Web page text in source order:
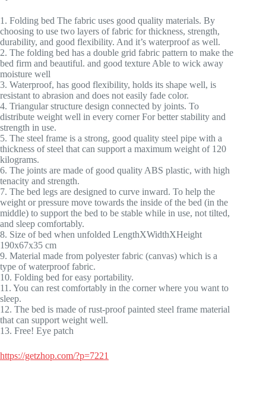
1. Folding bed The fabric uses good quality materials. By
choosing to use two layers of fabric for thickness, strength,
durability, and good flexibility. And it’s waterproof as well.
2. The folding bed has a double grid fabric pattern to make the
bed firm and beautiful. and good texture Able to wick away
moisture well
3. Waterproof, has good flexibility, holds its shape well, is
resistant to abrasion and does not easily fade color.
4. Triangular structure design connected by joints. To
distribute weight well in every corner For better stability and
strength in use.
5. The steel frame is a strong, good quality steel pipe with a
thickness of steel that can support a maximum weight of 120
kilograms.
6. The joints are made of good quality ABS plastic, with high
tenacity and strength.
7. The bed legs are designed to curve inward. To help the
weight or pressure move towards the inside of the bed (in the
middle) to support the bed to be stable while in use, not tilted,
and sleep comfortably.
8. Size of bed when unfolded LengthXWidthXHeight
190x67x35 cm
9. Material made from polyester fabric (canvas) which is a
type of waterproof fabric.
10. Folding bed for easy portability.
11. You can rest comfortably in the corner where you want to
sleep.
12. The bed is made of rust-proof painted steel frame material
that can support weight well.
13. Free! Eye patch
https://getzhop.com/?p=7221